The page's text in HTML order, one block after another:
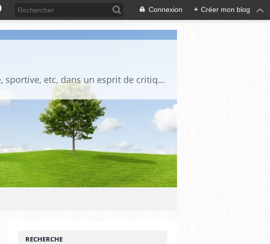
Connexion + Créer mon blog
Blog destiné à commenter l'actualité, politique, économique, culturelle, sportive, etc, dans un esprit de critique philosophique, d'esprit chrétien et français.La collaboration des lecteurs est souhaitée, de même que la courtoisie, et l'esprit de tolérance.
RECHERCHE